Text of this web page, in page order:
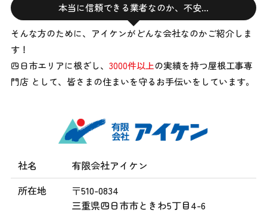
本当に信頼できる業者なのか、不安…
そんな方のために、アイケンがどんな会社なのかご紹介しま
す！
四日市エリアに根ざし、 3000件以上の実績を持つ屋根工事専
門店 として、 皆さまの住まいを守るお手伝いをしています。
社名
有限会社アイケン
所在地
〒510-0834
三重県四日市市ときわ5丁目4-6